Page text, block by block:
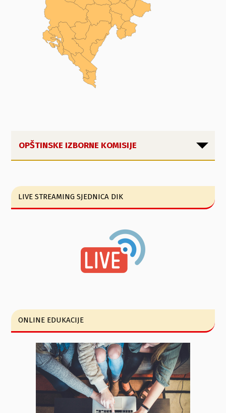
OPŠTINSKE IZBORNE KOMISIJE
LIVE STREAMING SJEDNICA DIK
ONLINE EDUKACIJE